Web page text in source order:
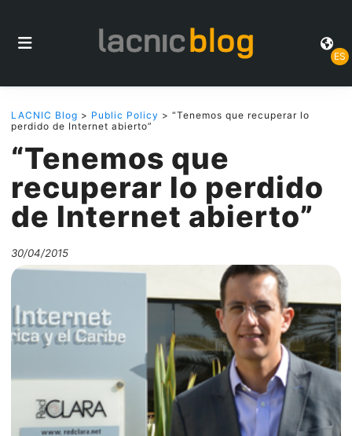
ES
LACNIC Blog > Public Policy > “Tenemos que recuperar lo
perdido de Internet abierto”
“Tenemos que
recuperar lo perdido
de Internet abierto”
30/04/2015